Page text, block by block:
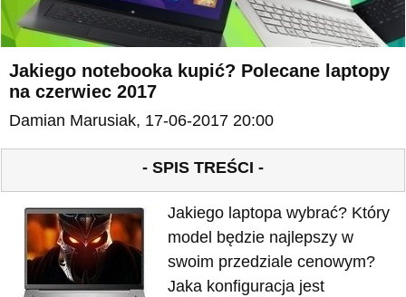
Jakiego notebooka kupić? Polecane laptopy
na czerwiec 2017
Damian Marusiak, 17-06-2017 20:00
- SPIS TREŚCI -
Jakiego laptopa wybrać? Który
model będzie najlepszy w
swoim przedziale cenowym?
Jaka konfiguracja jest